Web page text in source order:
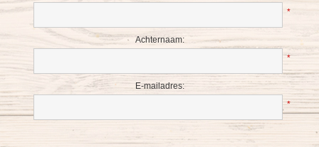
*
Achternaam:
*
E-mailadres:
*